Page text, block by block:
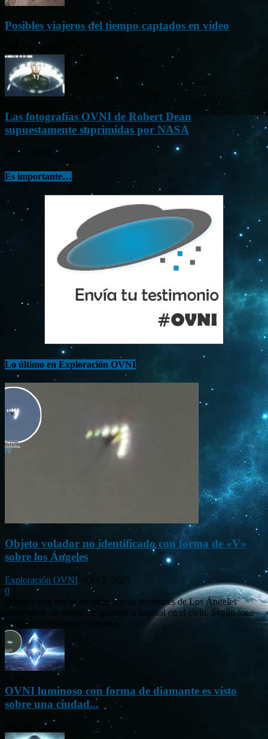
Posibles viajeros del tiempo captados en vídeo
Abr 13, 2013
Las fotografías OVNI de Robert Dean
supuestamente suprimidas por NASA
Jul 23, 2015
Es importante…
Lo último en Exploración OVNI
Objeto volador no identificado con forma de «V»
sobre los Ángeles
Exploración OVNI -
Oct 5, 2025
0
Durante una noche reciente, varios residentes de Los Ángeles
observaron un objeto de apariencia inusual en el cielo. Según los
testigos, el fenómeno consistía...
OVNI luminoso con forma de diamante es visto
sobre una ciudad...
Mar 31, 2024